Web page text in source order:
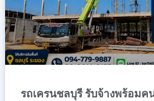
รถเครนชลบุรี รับจ้างพร้อมค